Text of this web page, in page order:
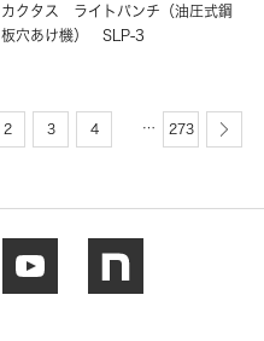
カクタス ライトパンチ（油圧式鋼
板穴あけ機） SLP-3
2 3 4 … 273